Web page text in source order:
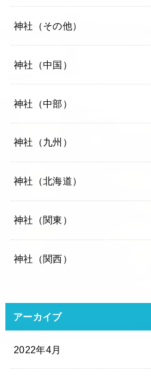
神社（その他）
神社（中国）
神社（中部）
神社（九州）
神社（北海道）
神社（関東）
神社（関西）
アーカイブ
2022年4月